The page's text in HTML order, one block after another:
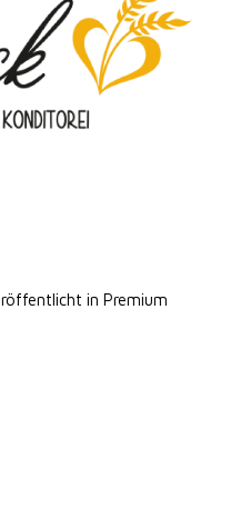
in Premium